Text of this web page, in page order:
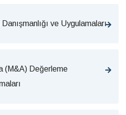
ve Uygulamaları
(M&A) Değerleme